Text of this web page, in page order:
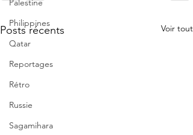
Palestine
Philippines
Qatar
Reportages
Rétro
Russie
Sagamihara
Posts récents Voir tout